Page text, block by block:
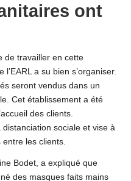
ont
de travailler en cette
a su bien s’organiser.
seront vendus dans un
Cet établissement a été
des clients.
distanciation sociale et vise à
les clients.
Bodet, a expliqué que
des masques faits mains